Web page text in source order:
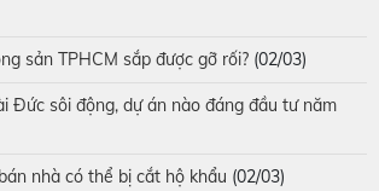
sản TPHCM sắp được gỡ rối? (02/03)
Đức sôi động, dự án nào đáng đầu tư năm
nhà có thể bị cắt hộ khẩu (02/03)